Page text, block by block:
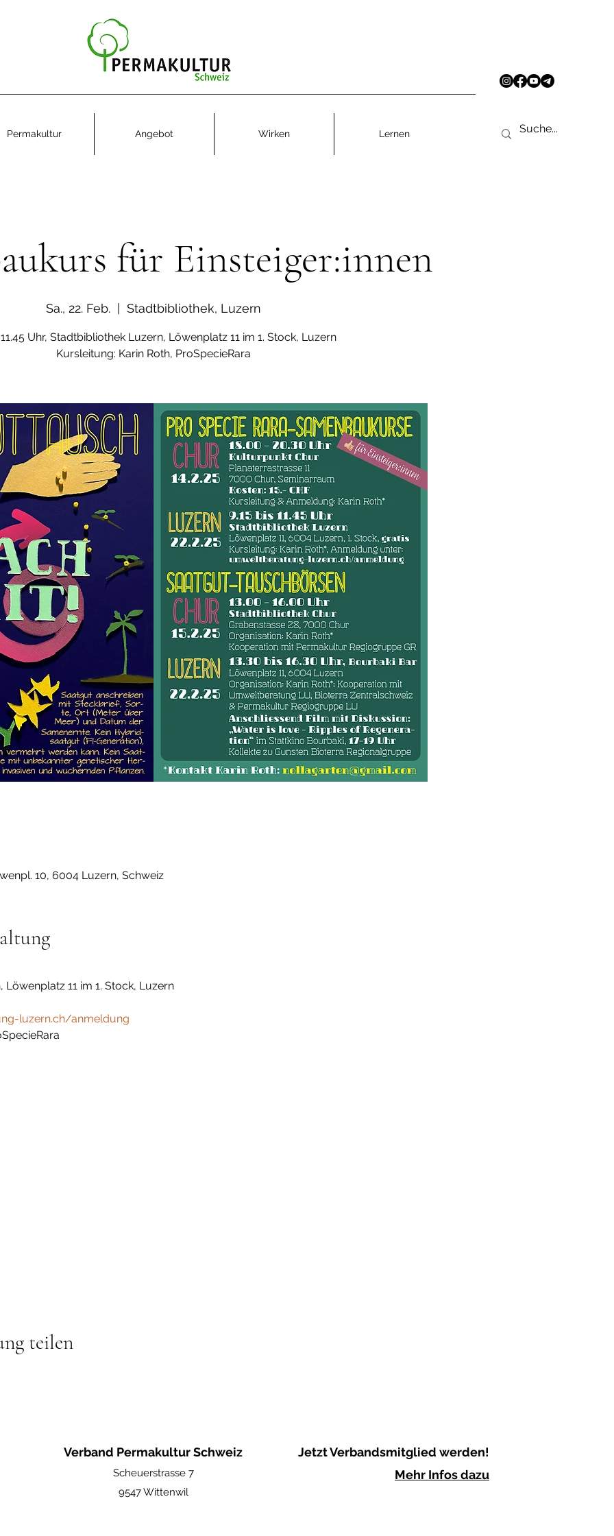
Permakultur Angebot Wirken Lernen
für Einsteiger:innen
Sa., 22. Feb. Stadtbibliothek, Luzern
Uhr, Stadtbibliothek Luzern, Löwenplatz 11 im 1. Stock, Luzern
Kursleitung: Karin Roth, ProSpecieRara
10, 6004 Luzern, Schweiz
11 im 1. Stock, Luzern
luzern.ch/anmeldung
teilen
Verband Permakultur Schweiz
Scheuerstrasse 7
9547 Wittenwil
Jetzt Verbandsmitglied werden!
Mehr Infos dazu